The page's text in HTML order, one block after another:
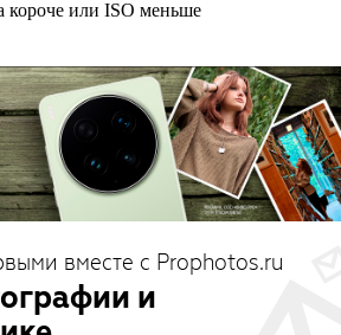
вместе с Prophotos.ru
и